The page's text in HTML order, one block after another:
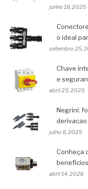
junho 18, 2025
o ideal
setembro 25,
Chave
e
abril 23, 2025
Negrini:
julho 8, 2025
Conheça
benefícios
abril 14, 2026